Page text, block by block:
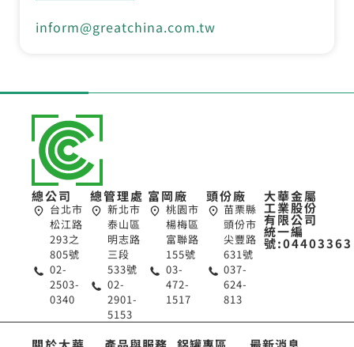
inform@greatchina.com.tw
總公司
台北市
松江路
293之
805號
02-
2503-
0340
總管理處
新北市
泰山區
明志路
三段
533號
02-
2901-
5153
富岡廠
桃園市
楊梅區
富聯路
155號
03-
472-
1517
頭份廠
苗栗縣
頭份市
尖豐路
631號
037-
624-
813
大華金屬
工業股份
有限公司
統一編
號:04403363